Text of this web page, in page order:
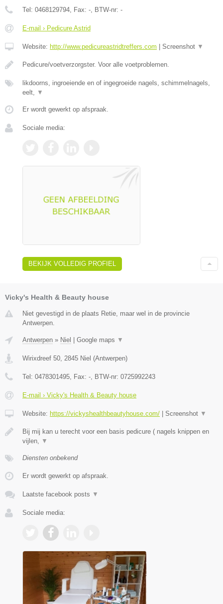
Tel: 0468129794, Fax: -, BTW-nr: -
E-mail › Pedicure Astrid
Website: http://www.pedicureastridtreffers.com Screenshot ▼
Pedicure/voetverzorgster. Voor alle voetproblemen.
likdoorns, ingroeiende en of ingegroeide nagels, schimmelnagels,
eelt, ▼
Er wordt gewerkt op afspraak.
Sociale media:
BEKIJK VOLLEDIG PROFIEL
Vicky's Health & Beauty house
Niet gevestigd in de plaats Retie, maar wel in de provincie
Antwerpen.
Antwerpen » Niel Google maps ▼
Wirixdreef 50, 2845 Niel (Antwerpen)
Tel: 0478301495, Fax: -, BTW-nr: 0725992243
E-mail › Vicky's Health & Beauty house
Website: https://vickyshealthbeautyhouse.com/ Screenshot ▼
Bij mij kan u terecht voor een basis pedicure ( nagels knippen en
vijlen, ▼
Diensten onbekend
Er wordt gewerkt op afspraak.
Laatste facebook posts ▼
Sociale media: